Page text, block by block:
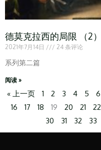
德莫克拉西的局限 （2）
2021年7月14日 24 条评论
系列第二篇
阅读 »
« 上一页 1 2 3 4 5 6
16 17 18 19 20 21 22
30 31 32 33